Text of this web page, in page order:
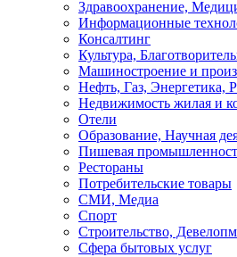
Здравоохранение,
Информационные
Консалтинг
Культура,
Машиностроение и
Нефть, Газ, Энергетика,
Недвижимость жилая и
Отели
Образование, Научная
Пишевая
Рестораны
Потребительские товары
СМИ, Медиа
Спорт
Строительство,
Сфера бытовых услуг